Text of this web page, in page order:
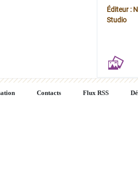
Éditeur :
Studio
Contacts Flux RSS